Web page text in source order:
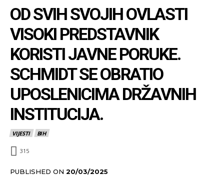
OD SVIH SVOJIH OVLASTI
VISOKI PREDSTAVNIK
KORISTI JAVNE PORUKE.
SCHMIDT SE OBRATIO
UPOSLENICIMA DRŽAVNIH
INSTITUCIJA.
VIJESTI BIH
315
PUBLISHED ON 20/03/2025